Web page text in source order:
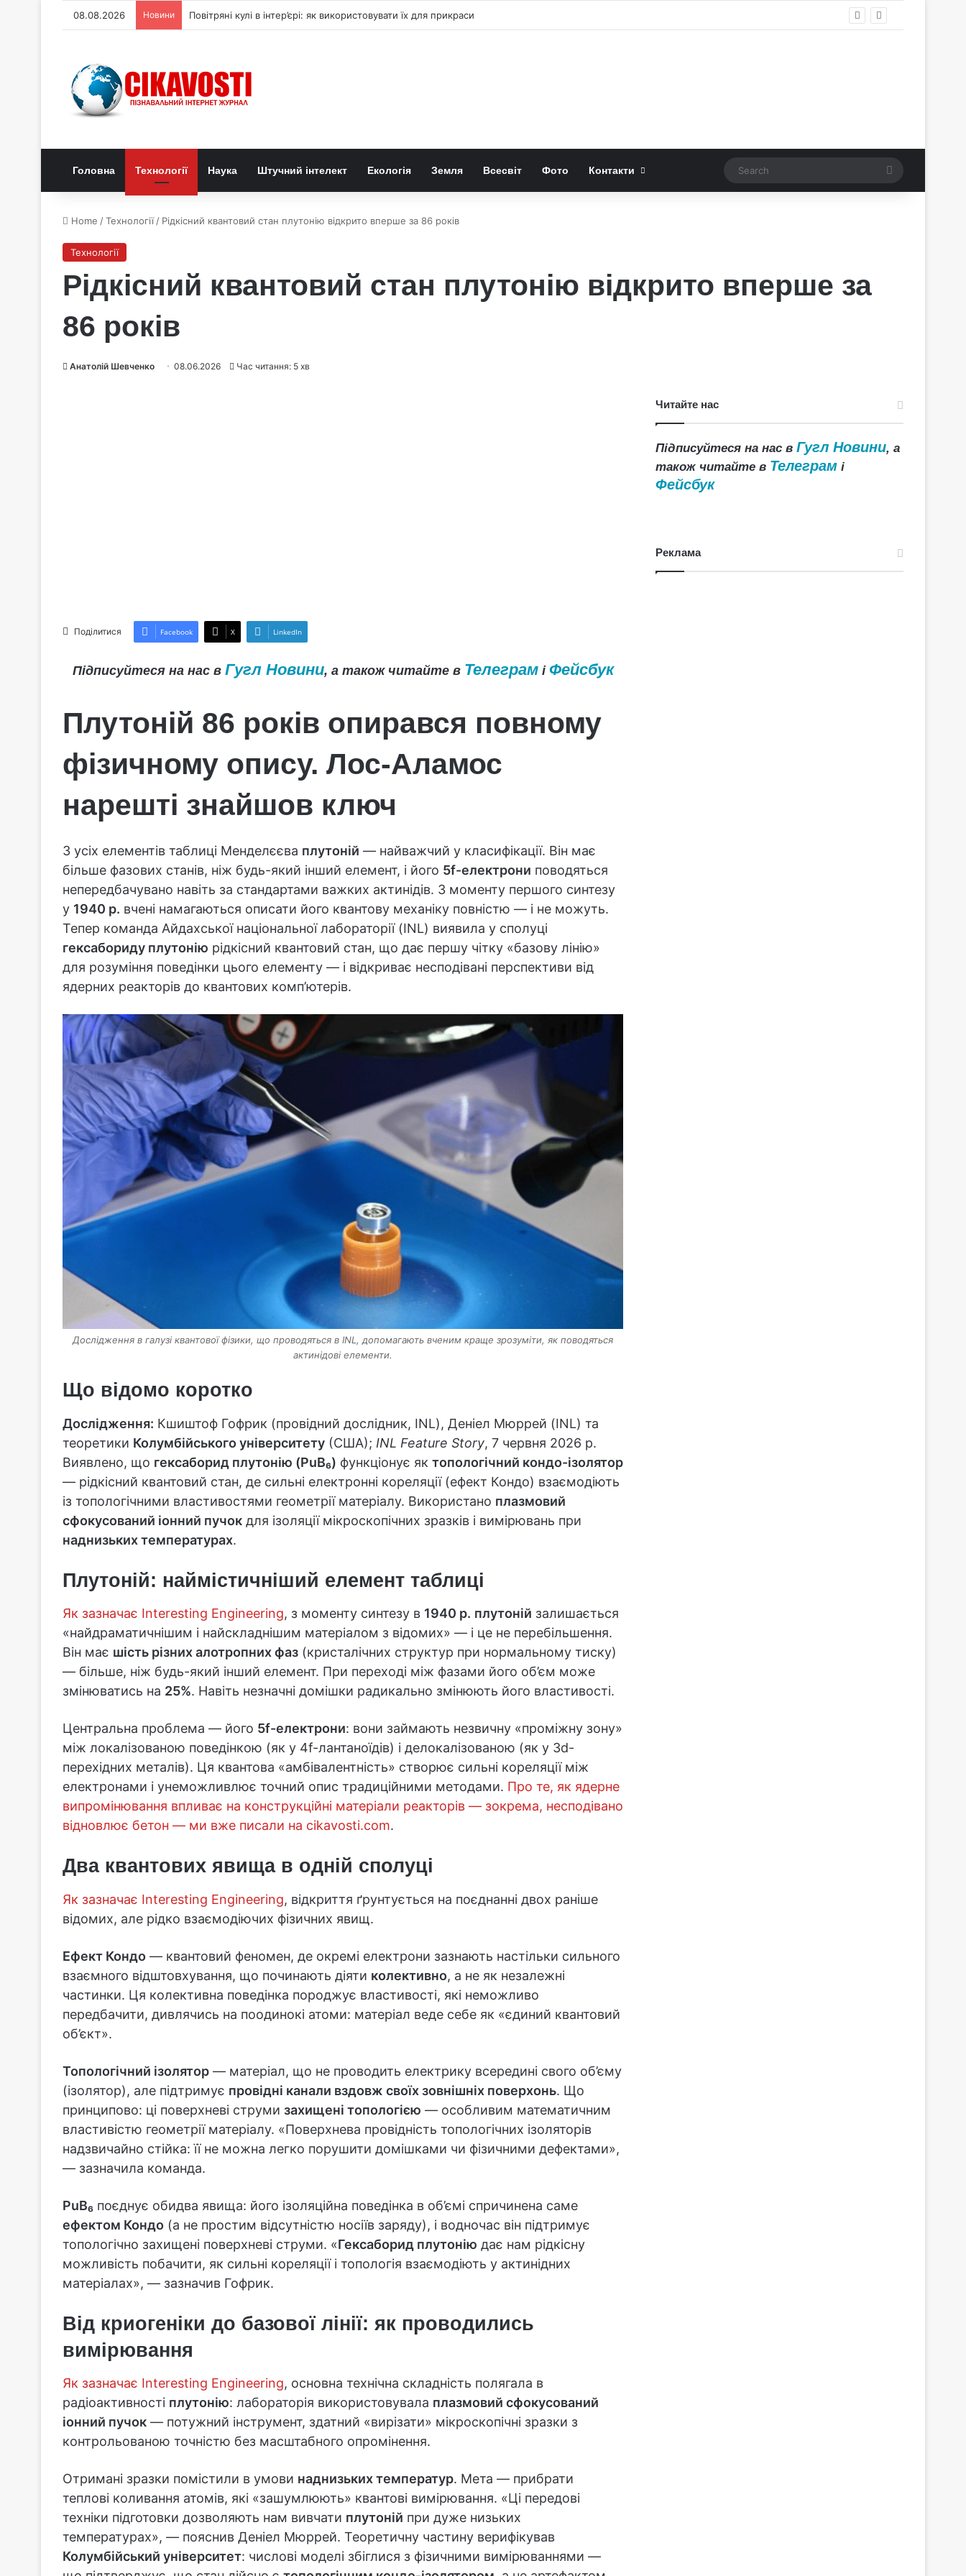
08.08.2026 Новини Генетичний перемикач керує «право-лівою» формою квітів лілій-метеликів
Головна Технології Наука Штучний інтелект Екологія Земля Всесвіт Фото Контакти Search
Home /Технології / Рідкісний квантовий стан плутонію відкрито вперше за 86 років
Технології
Рідкісний квантовий стан плутонію відкрито вперше за
86 років
Анатолій Шевченко 08.06.2026 Час читання: 5 хв
Поділитися Facebook X LinkedIn
Підписуйтеся на нас в Гугл Новини, а також читайте в Телеграмі Фейсбук
Плутоній 86 років опирався повному
фізичному опису. Лос-Аламос
нарешті знайшов ключ
З усіх елементів таблиці Менделєєва плутоній — найважчий у класифікації. Він має
більше фазових станів, ніж будь-який інший елемент, і його 5f-електрони поводяться
непередбачувано навіть за стандартами важких актинідів. З моменту першого синтезу
у 1940 р. вчені намагаються описати його квантову механіку повністю — і не можуть.
Тепер команда Айдахської національної лабораторії (INL) виявила у сполуці
гексабориду плутонію рідкісний квантовий стан, що дає першу чітку «базову лінію»
для розуміння поведінки цього елементу — і відкриває несподівані перспективи від
ядерних реакторів до квантових комп’ютерів.
Дослідження в галузі квантової фізики, що проводяться в INL, допомагають вченим краще зрозуміти, як поводяться
актинідові елементи.
Що відомо коротко
Дослідження: Кшиштоф Гофрик (провідний дослідник, INL), Деніел Мюррей (INL) та
теоретики Колумбійського університету (США); INL Feature Story, 7 червня 2026 р.
Виявлено, що гексаборид плутонію (PuB₆) функціонує як топологічний кондо-ізолятор
— рідкісний квантовий стан, де сильні електронні кореляції (ефект Кондо) взаємодіють
із топологічними властивостями геометрії матеріалу. Використано плазмовий
сфокусований іонний пучок для ізоляції мікроскопічних зразків і вимірювань при
наднизьких температурах.
Плутоній: наймістичніший елемент таблиці
Як зазначає Interesting Engineering, з моменту синтезу в 1940 р. плутоній залишається
«найдраматичнішим і найскладнішим матеріалом з відомих» — і це не перебільшення.
Він має шість різних алотропних фаз (кристалічних структур при нормальному тиску)
— більше, ніж будь-який інший елемент. При переході між фазами його об’єм може
змінюватись на 25%. Навіть незначні домішки радикально змінюють його властивості.
Центральна проблема — його 5f-електрони: вони займають незвичну «проміжну зону»
між локалізованою поведінкою (як у 4f-лантаноїдів) і делокалізованою (як у 3d-
перехідних металів). Ця квантова «амбівалентність» створює сильні кореляції між
електронами і унеможливлює точний опис традиційними методами. Про те, як ядерне
випромінювання впливає на конструкційні матеріали реакторів — зокрема, несподівано
відновлює бетон — ми вже писали на cikavosti.com.
Два квантових явища в одній сполуці
Як зазначає Interesting Engineering, відкриття ґрунтується на поєднанні двох раніше
відомих, але рідко взаємодіючих фізичних явищ.
Ефект Кондо — квантовий феномен, де окремі електрони зазнають настільки сильного
взаємного відштовхування, що починають діяти колективно, а не як незалежні
частинки. Ця колективна поведінка породжує властивості, які неможливо
передбачити, дивлячись на поодинокі атоми: матеріал веде себе як «єдиний квантовий
об’єкт».
Топологічний ізолятор — матеріал, що не проводить електрику всередині свого об’єму
(ізолятор), але підтримує провідні канали вздовж своїх зовнішніх поверхонь. Що
принципово: ці поверхневі струми захищені топологією — особливим математичним
властивістю геометрії матеріалу. «Поверхнева провідність топологічних ізоляторів
надзвичайно стійка: її не можна легко порушити домішками чи фізичними дефектами»,
— зазначила команда.
PuB₆ поєднує обидва явища: його ізоляційна поведінка в об’ємі спричинена саме
ефектом Кондо (а не простим відсутністю носіїв заряду), і водночас він підтримує
топологічно захищені поверхневі струми. «Гексаборид плутонію дає нам рідкісну
можливість побачити, як сильні кореляції і топологія взаємодіють у актинідних
матеріалах», — зазначив Гофрик.
Від криогеніки до базової лінії: як проводились
вимірювання
Як зазначає Interesting Engineering, основна технічна складність полягала в
радіоактивності плутонію: лабораторія використовувала плазмовий сфокусований
іонний пучок — потужний інструмент, здатний «вирізати» мікроскопічні зразки з
контрольованою точністю без масштабного опромінення.
Отримані зразки помістили в умови наднизьких температур. Мета — прибрати
теплові коливання атомів, які «зашумлюють» квантові вимірювання. «Ці передові
техніки підготовки дозволяють нам вивчати плутоній при дуже низьких
температурах», — пояснив Деніел Мюррей. Теоретичну частину верифікував
Колумбійський університет: числові моделі збіглися з фізичними вимірюваннями —
Читайте нас
Підписуйтеся на нас вГугл Новини, а
також читайте в Телеграм і
Фейсбук
Реклама